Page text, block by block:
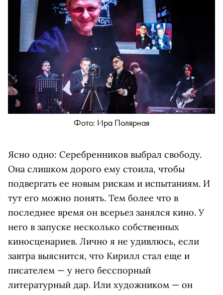
Фото: Ира Полярная
Ясно одно: Серебренников выбрал свободу.
Она слишком дорого ему стоила, чтобы
подвергать ее новым рискам и испытаниям. И
тут его можно понять. Тем более что в
последнее время он всерьез занялся кино. У
него в запуске несколько собственных
киносценариев. Лично я не удивлюсь, если
завтра выяснится, что Кирилл стал еще и
писателем — у него бесспорный
литературный дар. Или художником — он